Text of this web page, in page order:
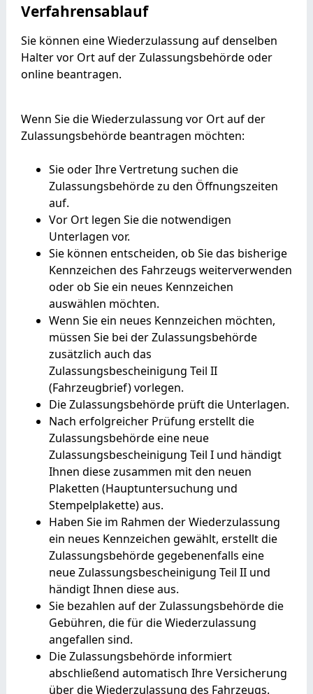
Verfahrensablauf
Sie können eine Wiederzulassung auf denselben
Halter vor Ort auf der Zulassungsbehörde oder
online beantragen.
Wenn Sie die Wiederzulassung vor Ort auf der
Zulassungsbehörde beantragen möchten:
Sie oder Ihre Vertretung suchen die
Zulassungsbehörde zu den Öffnungszeiten
auf.
Vor Ort legen Sie die notwendigen
Unterlagen vor.
Sie können entscheiden, ob Sie das bisherige
Kennzeichen des Fahrzeugs weiterverwenden
oder ob Sie ein neues Kennzeichen
auswählen möchten.
Wenn Sie ein neues Kennzeichen möchten,
müssen Sie bei der Zulassungsbehörde
zusätzlich auch das
Zulassungsbescheinigung Teil II
(Fahrzeugbrief) vorlegen.
Die Zulassungsbehörde prüft die Unterlagen.
Nach erfolgreicher Prüfung erstellt die
Zulassungsbehörde eine neue
Zulassungsbescheinigung Teil I und händigt
Ihnen diese zusammen mit den neuen
Plaketten (Hauptuntersuchung und
Stempelplakette) aus.
Haben Sie im Rahmen der Wiederzulassung
ein neues Kennzeichen gewählt, erstellt die
Zulassungsbehörde gegebenenfalls eine
neue Zulassungsbescheinigung Teil II und
händigt Ihnen diese aus.
Sie bezahlen auf der Zulassungsbehörde die
Gebühren, die für die Wiederzulassung
angefallen sind.
Die Zulassungsbehörde informiert
abschließend automatisch Ihre Versicherung
über die Wiederzulassung des Fahrzeugs.